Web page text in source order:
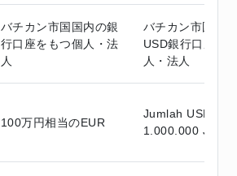
バチカン市国国内の銀
行口座をもつ個人・法
人
バチカン市国国
USD銀行口座の
人・法人
100万円相当のEUR
Jumlah USD
1.000.000 JPY